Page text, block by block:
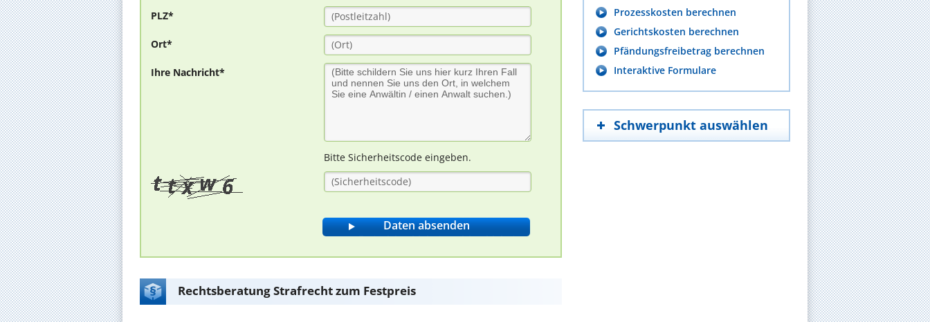
PLZ*
Ort*
Ihre Nachricht*
Bitte Sicherheitscode eingeben.
Rechtsberatung Strafrecht zum Festpreis
Prozesskosten berechnen
Gerichtskosten berechnen
Pfändungsfreibetrag berechnen
Interaktive Formulare
Schwerpunkt auswählen